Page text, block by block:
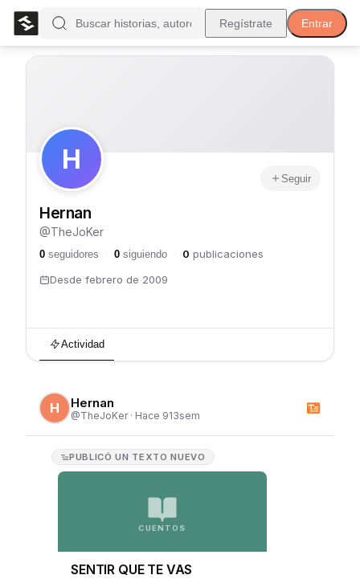
Regístrate Entrar
H
Seguir
Hernan
@TheJoKer
0 seguidores 0 siguiendo 0 publicaciones
Desde febrero de 2009
Actividad
H Hernan
@TheJoKer· Hace 913sem
PUBLICÓUN TEXTO NUEVO
CUENTOS
SENTIR QUE TE VAS